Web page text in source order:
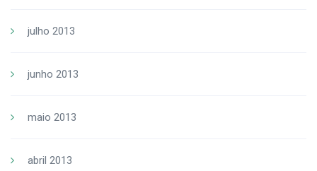
julho 2013
junho 2013
maio 2013
abril 2013